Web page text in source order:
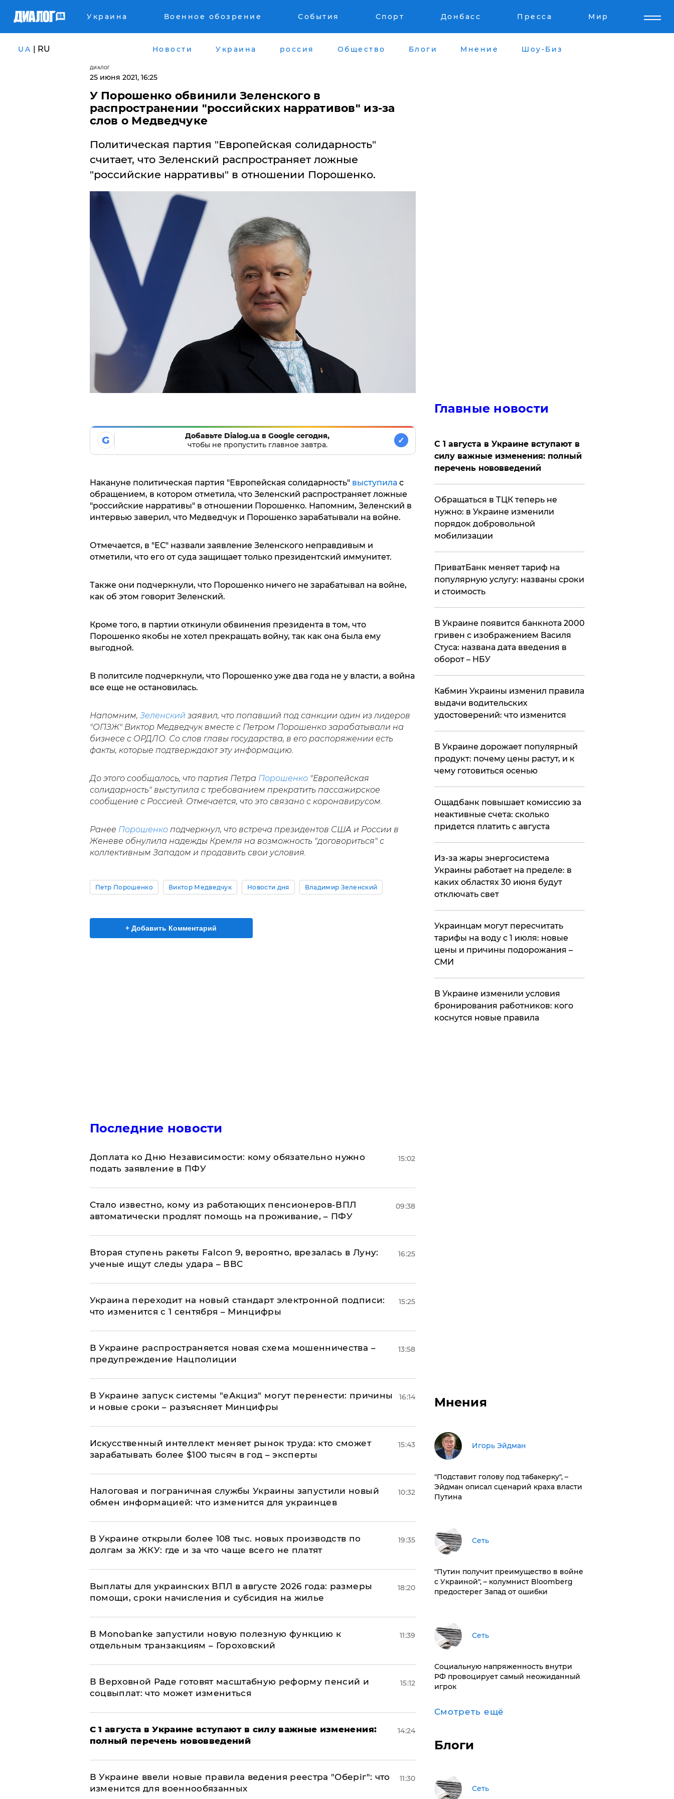
Украина Военное обозрение События Спорт Донбасс Пресса Мир
UA | RU Новости Украина россия Общество Блоги Мнение Шоу-Биз
ДИАЛОГ
25 июня 2021, 16:25
У Порошенко обвинили Зеленского в
распространении "российских нарративов" из-за
слов о Медведчуке
Политическая партия "Европейская солидарность"
считает, что Зеленский распространяет ложные
"российские нарративы" в отношении Порошенко.
G
Добавьте Dialog.ua в Google сегодня,
чтобы не пропустить главное завтра.
✓
Накануне политическая партия "Европейская солидарность" выступилас
обращением, в котором отметила, что Зеленский распространяет ложные
"российские нарративы" в отношении Порошенко. Напомним, Зеленский в
интервью заверил, что Медведчук и Порошенко зарабатывали на войне.
Отмечается, в "ЕС" назвали заявление Зеленского неправдивым и
отметили, что его от суда защищает только президентский иммунитет.
Также они подчеркнули, что Порошенко ничего не зарабатывал на войне,
как об этом говорит Зеленский.
Кроме того, в партии откинули обвинения президента в том, что
Порошенко якобы не хотел прекращать войну, так как она была ему
выгодной.
В политсиле подчеркнули, что Порошенко уже два года не у власти, а война
все еще не остановилась.
Напомним, Зеленский заявил, что попавший под санкции один из лидеров
"ОПЗЖ" Виктор Медведчук вместе с Петром Порошенко зарабатывали на
бизнесе с ОРДЛО. Со слов главы государства, в его распоряжении есть
факты, которые подтверждают эту информацию.
До этого сообщалось, что партия Петра Порошенко"Европейская
солидарность" выступила с требованием прекратить пассажирское
сообщение с Россией. Отмечается, что это связано с коронавирусом.
Ранее Порошенкоподчеркнул, что встреча президентов США и России в
Женеве обнулила надежды Кремля на возможность "договориться" с
коллективным Западом и продавить свои условия.
Петр Порошенко Виктор Медведчук Новости дня Владимир Зеленский
+ Добавить Комментарий
Последние новости
Доплата ко Дню Независимости: кому обязательно нужно
подать заявление в ПФУ
15:02
Стало известно, кому из работающих пенсионеров-ВПЛ
автоматически продлят помощь на проживание, – ПФУ
09:38
Вторая ступень ракеты Falcon 9, вероятно, врезалась в Луну:
ученые ищут следы удара – ВВС
16:25
Украина переходит на новый стандарт электронной подписи:
что изменится с 1 сентября – Минцифры
15:25
В Украине распространяется новая схема мошенничества –
предупреждение Нацполиции
13:58
В Украине запуск системы "еАкциз" могут перенести: причины
и новые сроки – разъясняет Минцифры
16:14
Искусственный интеллект меняет рынок труда: кто сможет
зарабатывать более $100 тысяч в год – эксперты
15:43
Налоговая и пограничная службы Украины запустили новый
обмен информацией: что изменится для украинцев
10:32
В Украине открыли более 108 тыс. новых производств по
долгам за ЖКУ: где и за что чаще всего не платят
19:35
Выплаты для украинских ВПЛ в августе 2026 года: размеры
помощи, сроки начисления и субсидия на жилье
18:20
В Мonobankе запустили новую полезную функцию к
отдельным транзакциям – Гороховский
11:39
В Верховной Раде готовят масштабную реформу пенсий и
соцвыплат: что может измениться
15:12
С 1 августа в Украине вступают в силу важные изменения:
полный перечень нововведений
14:24
В Украине ввели новые правила ведения реестра "Оберіг": что
изменится для военнообязанных
11:30
Главные новости
С 1 августа в Украине вступают в
силу важные изменения: полный
перечень нововведений
Обращаться в ТЦК теперь не
нужно: в Украине изменили
порядок добровольной
мобилизации
ПриватБанк меняет тариф на
популярную услугу: названы сроки
и стоимость
В Украине появится банкнота 2000
гривен с изображением Василя
Стуса: названа дата введения в
оборот – НБУ
Кабмин Украины изменил правила
выдачи водительских
удостоверений: что изменится
В Украине дорожает популярный
продукт: почему цены растут, и к
чему готовиться осенью
​Ощадбанк повышает комиссию за
неактивные счета: сколько
придется платить с августа
Из-за жары энергосистема
Украины работает на пределе: в
каких областях 30 июня будут
отключать свет
Украинцам могут пересчитать
тарифы на воду с 1 июля: новые
цены и причины подорожания –
СМИ
В Украине изменили условия
бронирования работников: кого
коснутся новые правила
Мнения
Игорь Эйдман
​"Подставит голову под табакерку", –
Эйдман описал сценарий краха власти
Путина
Сеть
"Путин получит преимущество в войне
с Украиной", – колумнист Bloomberg
предостерег Запад от ошибки
Сеть
Социальную напряженность внутри
РФ провоцирует самый неожиданный
игрок
Смотреть ещё
Блоги
Сеть